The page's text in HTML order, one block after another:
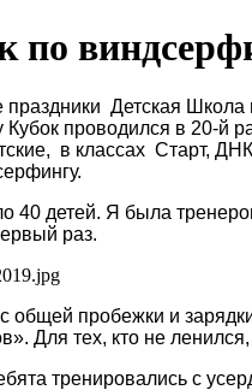
по
Детская
Кубок проводился в 20-й
в классах Старт,
40 детей. Я была
раз.
общей пробежки и
Для тех, кто не
тренировались с